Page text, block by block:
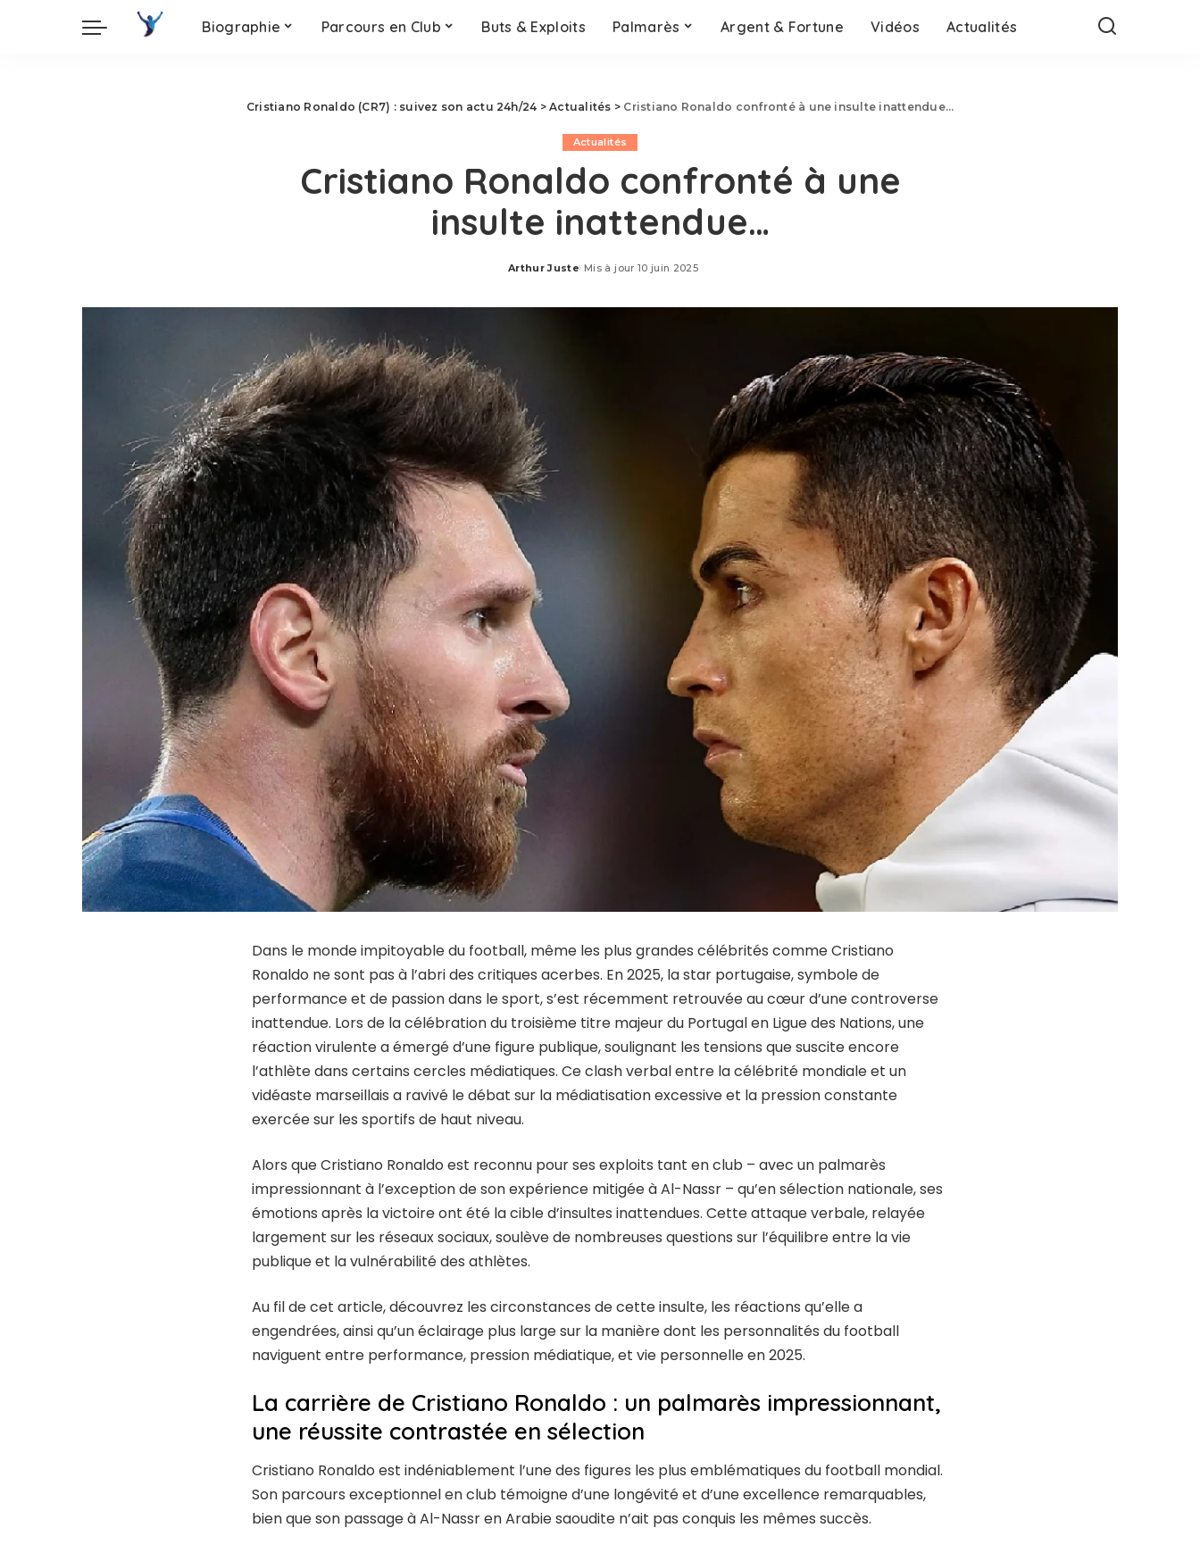
Biographie Parcours en Club Buts & Exploits Palmarès Argent & Fortune Vidéos Actualités
Cristiano Ronaldo (CR7) : suivez son actu 24h/24 >Actualités > Cristiano Ronaldo confronté à une insulte inattendue…
Actualités
Cristiano Ronaldo confronté à une
insulte inattendue…
Posted
Arthur Juste Mis à jour 10 juin 2025
Dans le monde impitoyable du football, même les plus grandes célébrités comme Cristiano
Ronaldo ne sont pas à l’abri des critiques acerbes. En 2025, la star portugaise, symbole de
performance et de passion dans le sport, s’est récemment retrouvée au cœur d’une controverse
inattendue. Lors de la célébration du troisième titre majeur du Portugal en Ligue des Nations, une
réaction virulente a émergé d’une figure publique, soulignant les tensions que suscite encore
l’athlète dans certains cercles médiatiques. Ce clash verbal entre la célébrité mondiale et un
vidéaste marseillais a ravivé le débat sur la médiatisation excessive et la pression constante
exercée sur les sportifs de haut niveau.
Alors que Cristiano Ronaldo est reconnu pour ses exploits tant en club – avec un palmarès
impressionnant à l’exception de son expérience mitigée à Al-Nassr – qu’en sélection nationale, ses
émotions après la victoire ont été la cible d’insultes inattendues. Cette attaque verbale, relayée
largement sur les réseaux sociaux, soulève de nombreuses questions sur l’équilibre entre la vie
publique et la vulnérabilité des athlètes.
Au fil de cet article, découvrez les circonstances de cette insulte, les réactions qu’elle a
engendrées, ainsi qu’un éclairage plus large sur la manière dont les personnalités du football
naviguent entre performance, pression médiatique, et vie personnelle en 2025.
La carrière de Cristiano Ronaldo : un palmarès impressionnant,
une réussite contrastée en sélection
Cristiano Ronaldo est indéniablement l’une des figures les plus emblématiques du football mondial.
Son parcours exceptionnel en club témoigne d’une longévité et d’une excellence remarquables,
bien que son passage à Al-Nassr en Arabie saoudite n’ait pas conquis les mêmes succès.